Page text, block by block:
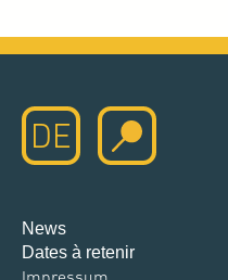
DE
News
Dates à retenir